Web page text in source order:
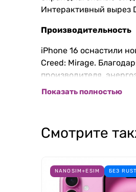
Интерактивный вырез
Производительность
iPhone 16 оснастили
Creed: Mirage.
производителя,
все функции
Основная камера с
Показать полностью
Смотрите
NANOSIM+ESIM БЕЗ